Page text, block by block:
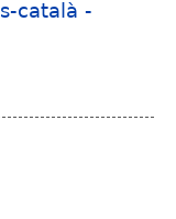
català -